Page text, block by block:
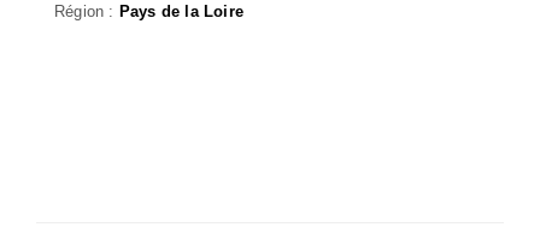
Région : Pays de la Loire